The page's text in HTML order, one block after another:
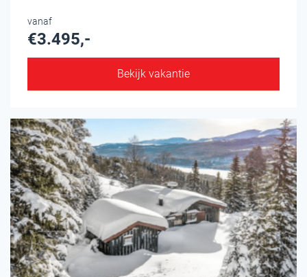
vanaf
€3.495,-
Bekijk vakantie